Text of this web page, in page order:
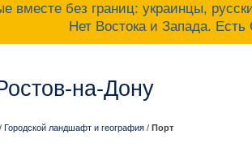
вместе без границ: украинцы,
Нет Востока и Запада.
на-Дону
/ Городской ландшафт и география / Порт